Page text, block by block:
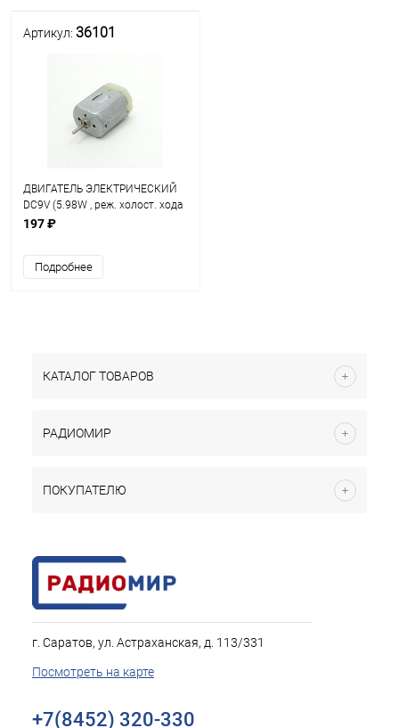
Артикул: 36101
ДВИГАТЕЛЬ ЭЛЕКТРИЧЕСКИЙ
DC9V (5.98W , реж. холост. хода
-14000об/мин , 0.18A) F280-
длина 8,5мм) жест. выводы
(ФЕН)
197 ₽
Подробнее
КАТАЛОГ ТОВАРОВ
РАДИОМИР
ПОКУПАТЕЛЮ
г. Саратов, ул. Астраханская, д. 113/331
Посмотреть на карте
+7(8452) 320-330